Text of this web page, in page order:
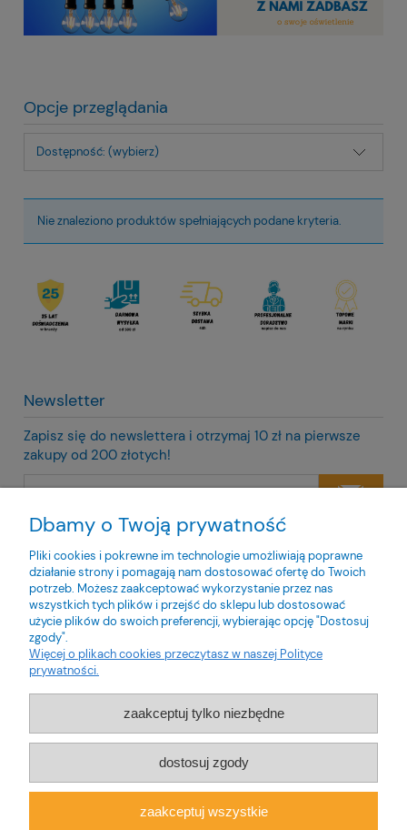
Opcje przeglądania
Dostępność: (wybierz)
Nie znaleziono produktów spełniających podane kryteria.
Newsletter
Zapisz się do newslettera i otrzymaj 10 zł na pierwsze
zakupy od 200 złotych!
Twoje dane będą przetwarzane zgodnie z nasząpolityką
prywatności
Pomoc
Moje konto
Dbamy o Twoją prywatność
Pliki cookies i pokrewne im technologie umożliwiają poprawne
działanie strony i pomagają nam dostosować ofertę do Twoich
potrzeb. Możesz zaakceptować wykorzystanie przez nas
wszystkich tych plików i przejść do sklepu lub dostosować
użycie plików do swoich preferencji, wybierając opcję "Dostosuj
zgody".
Więcej o plikach cookies przeczytasz w naszej Polityce
prywatności.
zaakceptuj tylko niezbędne
dostosuj zgody
zaakceptuj wszystkie